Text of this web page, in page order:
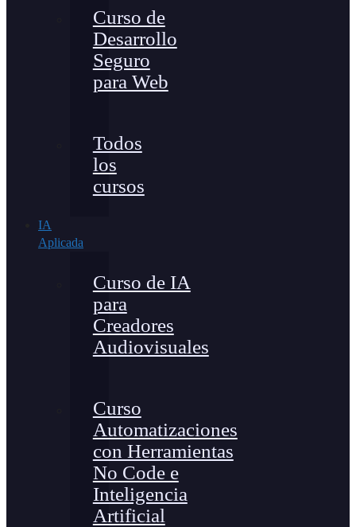
Curso de
Desarrollo
Seguro
para Web
Todos
los
cursos
IA
Aplicada
Curso de IA
para
Creadores
Audiovisuales
Curso
Automatizaciones
con Herramientas
No Code e
Inteligencia
Artificial